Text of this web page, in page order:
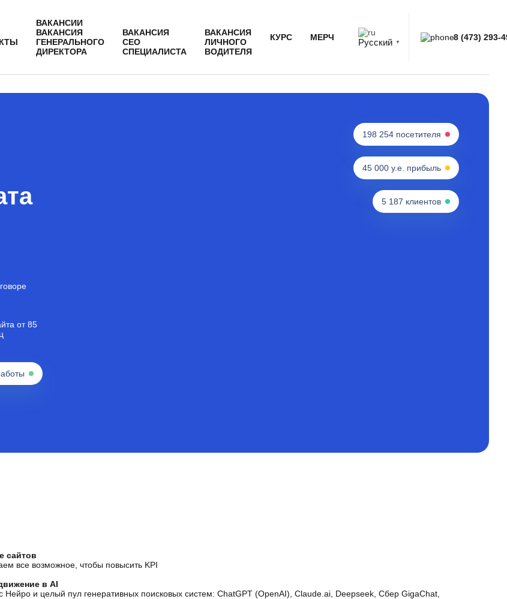
ВАКАНСИИ
ВАКАНСИЯ
ГЕНЕРАЛЬНОГО
ДИРЕКТОРА
ВАКАНСИЯ
СЕО
СПЕЦИАЛИСТА
ВАКАНСИЯ
ЛИЧНОГО
ВОДИТЕЛЯ
КУРС МЕРЧ Русский ▼
8 (473) 293-
от 85
198 254 посетителя
45 000 у.е. прибыль
5 187 клиентов
сайтов
все возможное, чтобы повысить KPI
в AI
и целый пул генеративных поисковых систем: ChatGPT (OpenAI), Claude.ai, Deepseek, Сбер GigaChat,